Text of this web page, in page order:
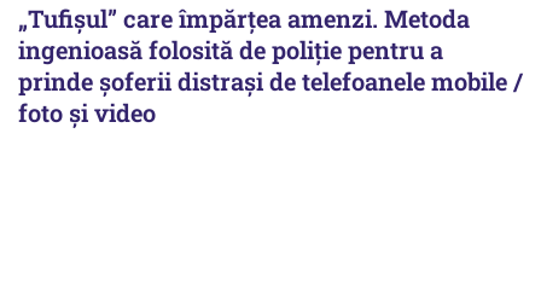
„Tufișul” care împărțea amenzi. Metoda
ingenioasă folosită de poliție pentru a
prinde șoferii distrași de telefoanele mobile /
foto și video